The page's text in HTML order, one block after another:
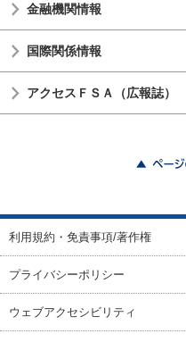
金融機関情報
国際関係情報
アクセスＦＳＡ（広報誌）
利用規約・免責事項/著作権
プライバシーポリシー
ウェブアクセシビリティ